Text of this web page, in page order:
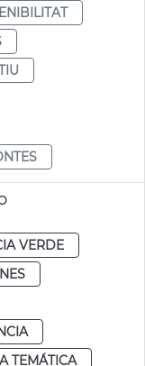
VERDE
TEMÁTICA